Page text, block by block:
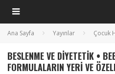
Ana Sayfa Yayınlar Çocuk
BESLENME VE DIYETETIK •
FORMULALARIN YERI VE